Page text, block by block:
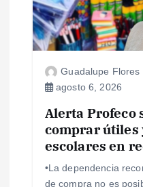
Guadalupe Flores
agosto 6, 2026
Alerta Profeco
comprar útiles
escolares en
•La dependencia
de compra no es